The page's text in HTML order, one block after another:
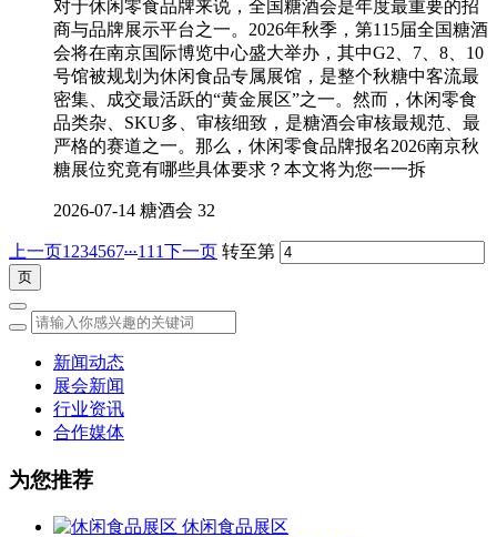
对于休闲零食品牌来说，全国糖酒会是年度最重要的招
商与品牌展示平台之一。2026年秋季，第115届全国糖酒
会将在南京国际博览中心盛大举办，其中G2、7、8、10
号馆被规划为休闲食品专属展馆，是整个秋糖中客流最
密集、成交最活跃的“黄金展区”之一。然而，休闲零食
品类杂、SKU多、审核细致，是糖酒会审核最规范、最
严格的赛道之一。那么，休闲零食品牌报名2026南京秋
糖展位究竟有哪些具体要求？本文将为您一一拆
2026-07-14 糖酒会 32
上一页1 234567...111下一页 转至第
新闻动态
展会新闻
行业资讯
合作媒体
为您推荐
休闲食品展区